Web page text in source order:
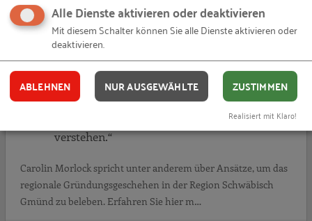
„Es wird Zeit, nachhaltiges Wirtschaften als
gesellschaftlich existenzsichernd zu
verstehen.“
Carolin Morlock spricht unter anderem über Ansätze, um das
regionale Gründungsgeschehen in der Region Schwäbisch
Gmünd zu beleben. Erfahren Sie hier m…
Alle Dienste aktivieren oder deaktivieren
Mit diesem Schalter können Sie alle Dienste aktivieren oder
deaktivieren.
ABLEHNEN NUR AUSGEWÄHLTE ZUSTIMMEN
Realisiert mit Klaro!